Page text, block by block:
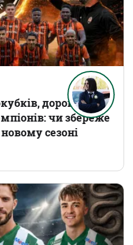
дорогі
чи збереже
сезоні